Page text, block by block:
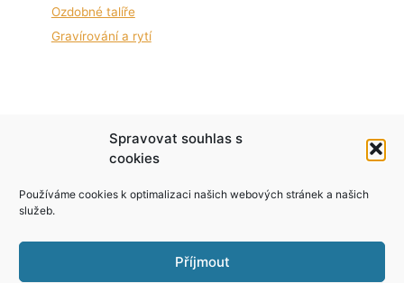
Spravovat souhlas s
cookies
Používáme cookies k optimalizaci našich webových stránek a našich
služeb.
Příjmout
Ozdobné talíře
Gravírování a rytí
Podle zákona o evidenci tržeb je prodávající
povinen vystavit kupujícímu účtenku. Zároveň je
daně online; v případě technického výpadku pak